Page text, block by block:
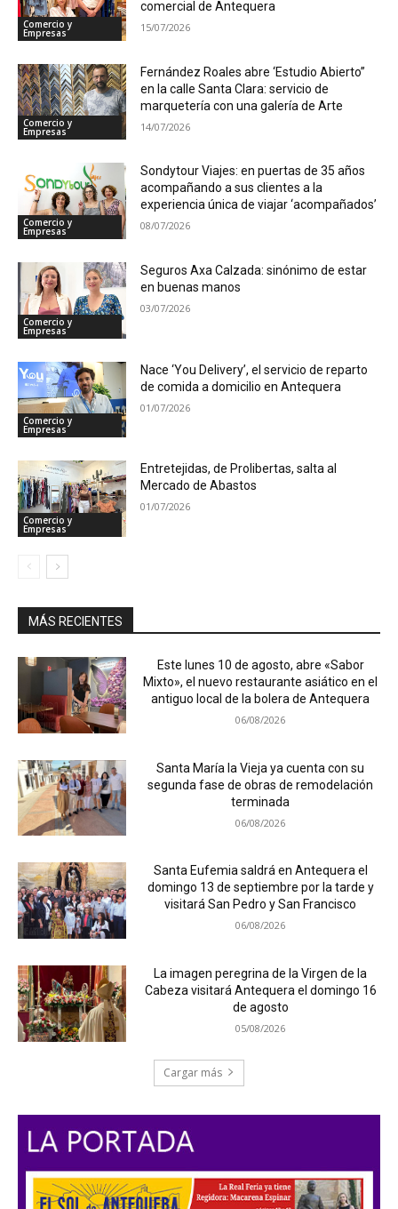
Comercio y
Empresas
comercial de Antequera
15/07/2026
Comercio y
Empresas
Fernández Roales abre ‘Estudio Abierto”
en la calle Santa Clara: servicio de
marquetería con una galería de Arte
14/07/2026
Comercio y
Empresas
Sondytour Viajes: en puertas de 35 años
acompañando a sus clientes a la
experiencia única de viajar ‘acompañados’
08/07/2026
Comercio y
Empresas
Seguros Axa Calzada: sinónimo de estar
en buenas manos
03/07/2026
Comercio y
Empresas
Nace ‘You Delivery’, el servicio de reparto
de comida a domicilio en Antequera
01/07/2026
Comercio y
Empresas
Entretejidas, de Prolibertas, salta al
Mercado de Abastos
01/07/2026
MÁS RECIENTES
Este lunes 10 de agosto, abre «Sabor
Mixto», el nuevo restaurante asiático en el
antiguo local de la bolera de Antequera
06/08/2026
Santa María la Vieja ya cuenta con su
segunda fase de obras de remodelación
terminada
06/08/2026
Santa Eufemia saldrá en Antequera el
domingo 13 de septiembre por la tarde y
visitará San Pedro y San Francisco
06/08/2026
La imagen peregrina de la Virgen de la
Cabeza visitará Antequera el domingo 16
de agosto
05/08/2026
Cargar más